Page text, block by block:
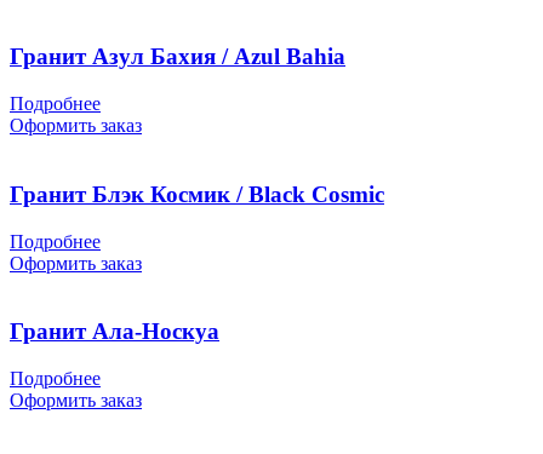
Гранит Азул Бахия / Azul Bahia
Подробнее
Оформить заказ
Гранит Блэк Космик / Black Cosmic
Подробнее
Оформить заказ
Гранит Ала-Носкуа
Подробнее
Оформить заказ